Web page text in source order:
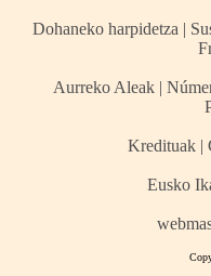
Dohaneko harpidetza |
Aurreko Aleak |
Kredituak |
Eusko